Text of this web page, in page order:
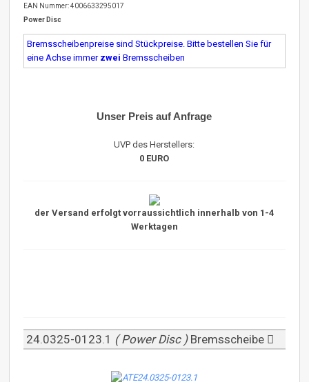
EAN Nummer: 4006633295017
Power Disc
Bremsscheibenpreise sind Stückpreise. Bitte bestellen Sie für
eine Achse immer zwei Bremsscheiben
Unser Preis auf Anfrage
UVP des Herstellers:
0 EURO
der Versand erfolgt vorraussichtlich innerhalb von 1-4
Werktagen
24.0325-0123.1 ( Power Disc ) Bremsscheibe